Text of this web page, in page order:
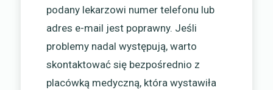
podany lekarzowi numer telefonu lub
adres e-mail jest poprawny. Jeśli
problemy nadal występują, warto
skontaktować się bezpośrednio z
placówką medyczną, która wystawiła